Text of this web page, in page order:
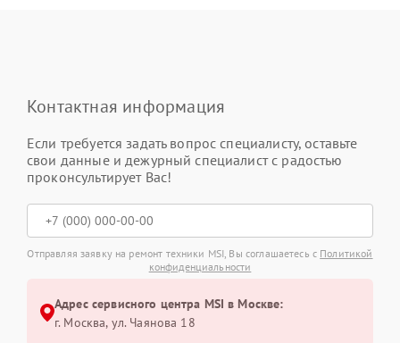
Контактная информация
Если требуется задать вопрос специалисту, оставьте
свои данные и дежурный специалист с радостью
проконсультирует Вас!
Отправляя заявку на ремонт техники MSI, Вы соглашаетесь с Политикой
конфиденциальности
Адрес сервисного центра MSI в Москве:
г. Москва, ул. Чаянова 18